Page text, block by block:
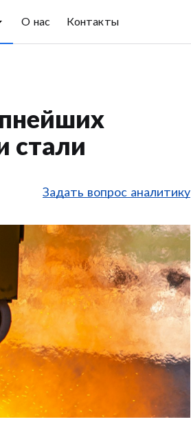
О нас Контакты
стали
Задать вопрос аналитику